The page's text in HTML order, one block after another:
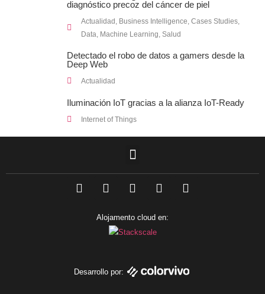
diagnóstico precoz del cáncer de piel
Actualidad , Business Intelligence, Cases Studies,
Data, Machine Learning, Salud
Detectado el robo de datos a gamers desde la
Deep Web
Actualidad
Iluminación IoT gracias a la alianza IoT-Ready
Internet of Things
F
a
L
i
k
e
d
T
w
t
t
e
I
n
t
m
Y
o
Alojamento cloud en:
Desarrollo por: